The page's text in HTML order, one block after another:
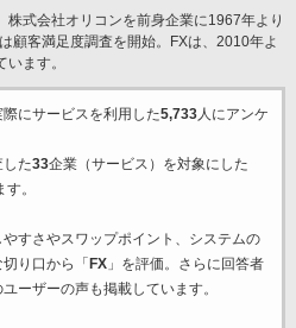
株式会社オリコンを前身企業に1967年より
顧客満足度調査を開始。FXは、2010年よ
ます。
にサービスを利用した5,733人にアンケ
た33企業（サービス）を対象にした
。
すさやスワップポイント、システムの
り口から「FX」を評価。さらに回答者
ーザーの声も掲載しています。